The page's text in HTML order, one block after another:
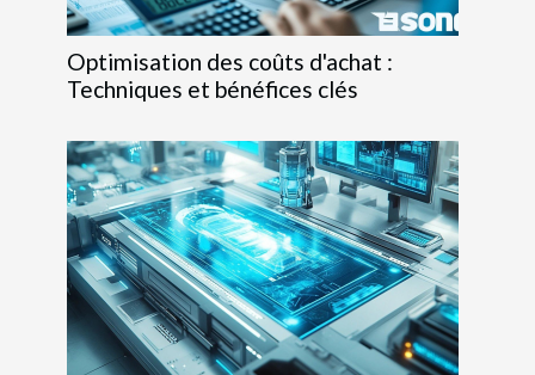
Optimisation des coûts d'achat :
Techniques et bénéfices clés